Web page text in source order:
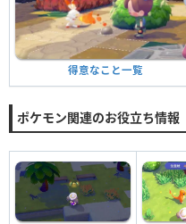
得意なこと一覧
ポケモン関連のお役立ち情報